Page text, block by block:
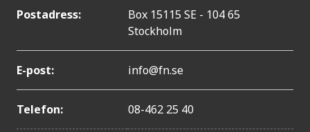
Postadress:
Box 15115 SE - 104 65
Stockholm
E-post: info@fn.se
Telefon: 08-462 25 40